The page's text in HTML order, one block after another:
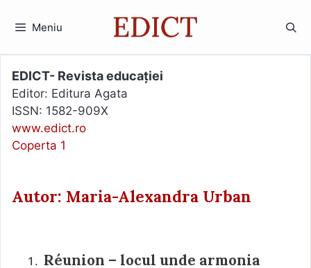
Meniu
EDICT- Revista educației
Editor: Editura Agata
ISSN: 1582-909X
www.edict.ro
Coperta 1
Autor: Maria-Alexandra Urban
Réunion – locul unde armonia